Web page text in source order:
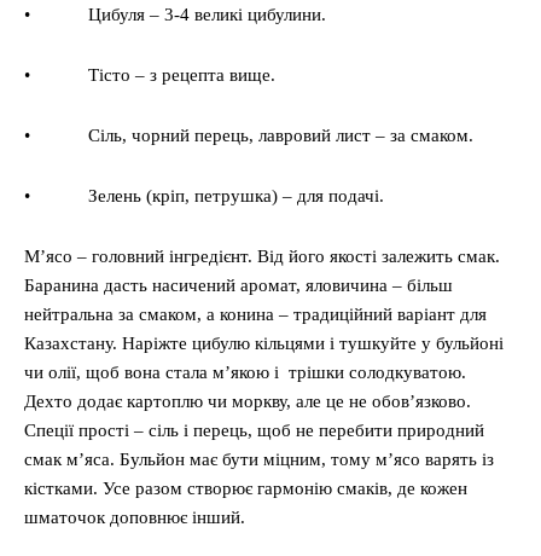
• Цибуля – 3-4 великі цибулини.
• Тісто – з рецепта вище.
• Сіль, чорний перець, лавровий лист – за смаком.
• Зелень (кріп, петрушка) – для подачі.
М’ясо – головний інгредієнт. Від його якості залежить смак.
Баранина дасть насичений аромат, яловичина – більш
нейтральна за смаком, а конина – традиційний варіант для
Казахстану. Наріжте цибулю кільцями і тушкуйте у бульйоні
чи олії, щоб вона стала м’якою і трішки солодкуватою.
Дехто додає картоплю чи моркву, але це не обов’язково.
Спеції прості – сіль і перець, щоб не перебити природний
смак м’яса. Бульйон має бути міцним, тому м’ясо варять із
кістками. Усе разом створює гармонію смаків, де кожен
шматочок доповнює інший.